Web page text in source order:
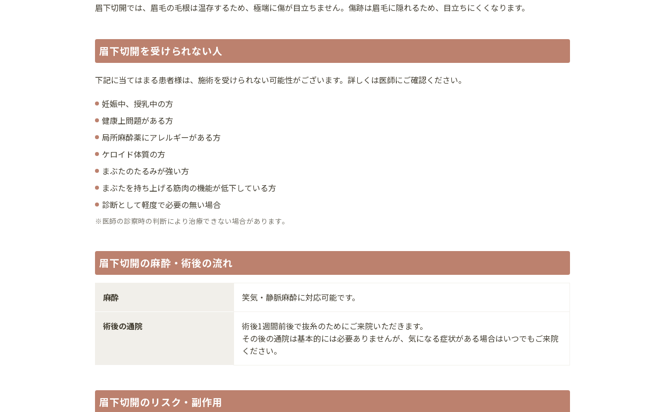
眉下切開では、眉毛の毛根は温存するため、極端に傷が目立ちません。傷跡は眉毛に隠れるため、目立ちにくくなります。
眉下切開を受けられない人
下記に当てはまる患者様は、施術を受けられない可能性がございます。詳しくは医師にご確認ください。
妊娠中、授乳中の方
健康上問題がある方
局所麻酔薬にアレルギーがある方
ケロイド体質の方
まぶたのたるみが強い方
まぶたを持ち上げる筋肉の機能が低下している方
診断として軽度で必要の無い場合
※医師の診察時の判断により治療できない場合があります。
眉下切開の麻酔・術後の流れ
麻酔 笑気・静脈麻酔に対応可能です。
術後の通院
術後1週間前後で抜糸のためにご来院いただきます。
その後の通院は基本的には必要ありませんが、気になる症状がある場合はいつでもご来院
ください。
眉下切開のリスク・副作用